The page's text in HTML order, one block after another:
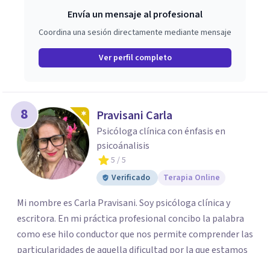
Envía un mensaje al profesional
Coordina una sesión directamente mediante mensaje
Ver perfil completo
8 Pravisani Carla
Psicóloga clínica con énfasis en
psicoánalisis
5 / 5
Verificado
Terapia Online
Mi nombre es Carla Pravisani. Soy psicóloga clínica y
escritora. En mi práctica profesional concibo la palabra
como ese hilo conductor que nos permite comprender las
particularidades de aquella dificultad por la que estamos